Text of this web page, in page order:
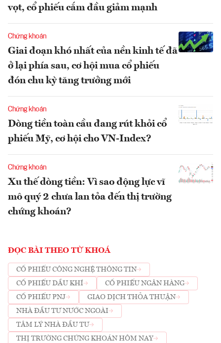
vọt, cổ phiếu cắm đầu giảm mạnh
Chứng khoán
Giai đoạn khó nhất của nền kinh tế đã
ở lại phía sau, cơ hội mua cổ phiếu
đón chu kỳ tăng trưởng mới
Chứng khoán
Dòng tiền toàn cầu đang rút khỏi cổ
phiếu Mỹ, cơ hội cho VN-Index?
Chứng khoán
Xu thế dòng tiền: Vì sao động lực vĩ
mô quý 2 chưa lan tỏa đến thị trường
chứng khoán?
ĐỌC BÀI THEO TỪ KHOÁ
CỔ PHIẾU CÔNG NGHỆ THÔNG TIN
CỔ PHIẾU DẦU KHÍ
CỔ PHIẾU NGÂN HÀNG
CỔ PHIẾU PNJ
GIAO DỊCH THỎA THUẬN
NHÀ ĐẦU TƯ NƯỚC NGOÀI
TÂM LÝ NHÀ ĐẦU TƯ
THỊ TRƯỜNG CHỨNG KHOÁN HÔM NAY